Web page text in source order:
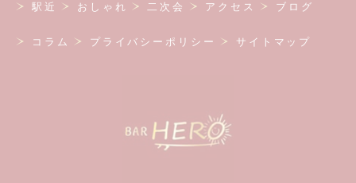
駅近 おしゃれ 二次会 アクセス ブログ
コラム プライバシーポリシー サイトマップ